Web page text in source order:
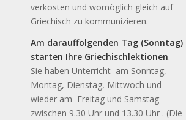
verkosten und womöglich gleich auf
Griechisch zu kommunizieren.
Am darauffolgenden Tag (Sonntag)
starten Ihre Griechischlektionen.
Sie haben Unterricht am Sonntag,
Montag, Dienstag, Mittwoch und
wieder am Freitag und Samstag
zwischen 9.30 Uhr und 13.30 Uhr . (Die